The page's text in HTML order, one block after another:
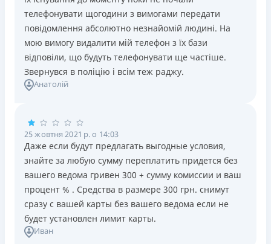
телефонувати щогодини з вимогами передати
повідомлення абсолютно незнайомій людині. На
мою вимогу видалити мій телефон з їх бази
відповіли, що будуть телефонувати ще частіше.
Звернувся в поліцію і всім теж раджу.
Анатолій
25 жовтня 2021 р. о 14:03
Даже если будут предлагать выгодные условия,
знайте за любую сумму переплатить придется без
вашего ведома гривен 300 + сумму комиссии и ваш
процент % . Средства в размере 300 грн. снимут
сразу с вашей карты без вашего ведома если не
будет установлен лимит карты.
Иван